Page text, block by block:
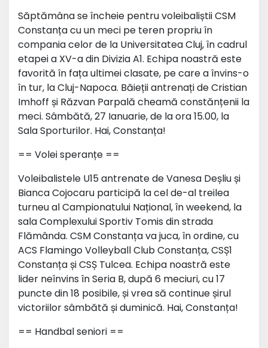
Săptămâna se încheie pentru voleibaliștii CSM
Constanța cu un meci pe teren propriu în
compania celor de la Universitatea Cluj, în cadrul
etapei a XV-a din Divizia A1. Echipa noastră este
favorită în fața ultimei clasate, pe care a învins-o
în tur, la Cluj-Napoca. Băieții antrenați de Cristian
Imhoff și Răzvan Parpală cheamă constănțenii la
meci. Sâmbătă, 27 Ianuarie, de la ora 15.00, la
Sala Sporturilor. Hai, Constanța!
== Volei speranțe ==
Voleibalistele U15 antrenate de Vanesa Deșliu și
Bianca Cojocaru participă la cel de-al treilea
turneu al Campionatului Național, în weekend, la
sala Complexului Sportiv Tomis din strada
Flămânda. CSM Constanța va juca, în ordine, cu
ACS Flamingo Volleyball Club Constanța, CSȘ1
Constanța și CSȘ Tulcea. Echipa noastră este
lider neînvins în Seria B, după 6 meciuri, cu 17
puncte din 18 posibile, și vrea să continue șirul
victoriilor sâmbătă și duminică. Hai, Constanța!
== Handbal seniori ==